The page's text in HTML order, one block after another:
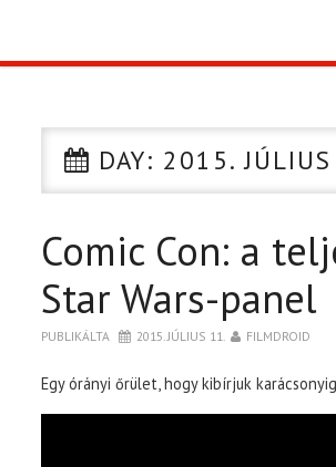
CIKK
PÓLÓ RENDELÉS
DAY: 2015.
Comic Con: a
Star Wars-panel
PUBLIKÁLTA 2015. JÚLIUS 11. FILMDROID
Egy órányi őrület, hogy kibírjuk